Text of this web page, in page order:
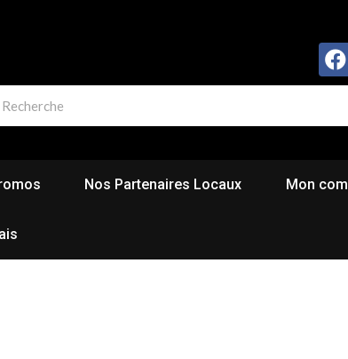
Nos Partenaires Locaux Mon